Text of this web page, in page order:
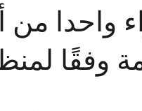
واحدا